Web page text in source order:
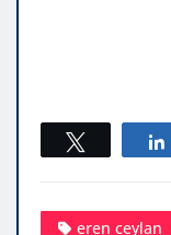
Tweetle
eren ceylan